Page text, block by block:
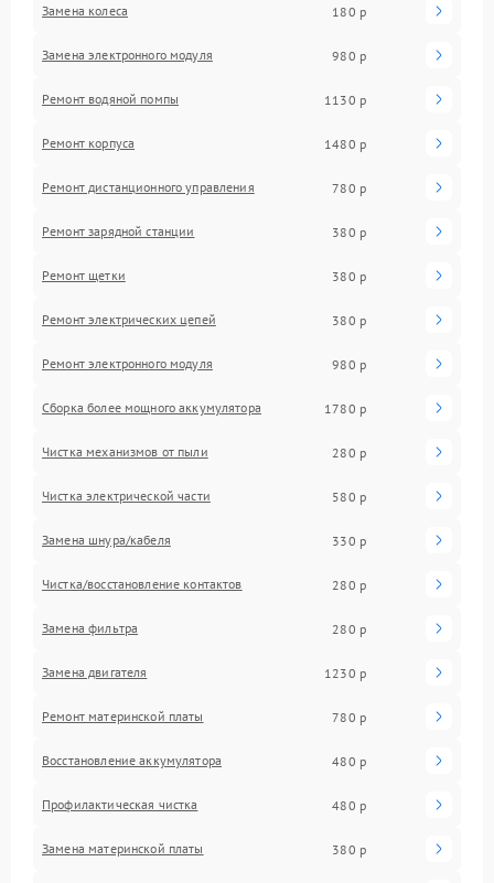
Замена колеса 180 р
Замена электронного модуля 980 р
Ремонт водяной помпы 1130 р
Ремонт корпуса 1480 р
Ремонт дистанционного управления 780 р
Ремонт зарядной станции 380 р
Ремонт щетки 380 р
Ремонт электрических цепей 380 р
Ремонт электронного модуля 980 р
Сборка более мощного аккумулятора 1780 р
Чистка механизмов от пыли 280 р
Чистка электрической части 580 р
Замена шнура/кабеля 330 р
Чистка/восстановление контактов 280 р
Замена фильтра 280 р
Замена двигателя 1230 р
Ремонт материнской платы 780 р
Восстановление аккумулятора 480 р
Профилактическая чистка 480 р
Замена материнской платы 380 р